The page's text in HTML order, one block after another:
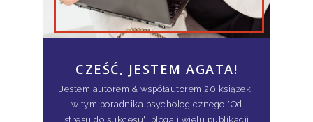
CZEŚĆ, JESTEM AGATA!
Jestem autorem & współautorem 20 książek,
w tym poradnika psychologicznego "Od
stresu do sukcesu", bloga i wielu publikacji